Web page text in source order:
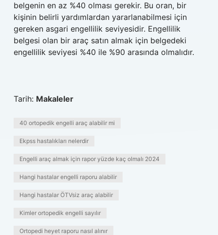
belgenin en az %40 olması gerekir. Bu oran, bir
kişinin belirli yardımlardan yararlanabilmesi için
gereken asgari engellilik seviyesidir. Engellilik
belgesi olan bir araç satın almak için belgedeki
engellilik seviyesi %40 ile %90 arasında olmalıdır.
Tarih: Makaleler
40 ortopedik engelli araç alabilir mi
Ekpss hastalıkları nelerdir
Engelli araç almak için rapor yüzde kaç olmalı 2024
Hangi hastalar engelli raporu alabilir
Hangi hastalar ÖTVsiz araç alabilir
Kimler ortopedik engelli sayılır
Ortopedi heyet raporu nasıl alınır